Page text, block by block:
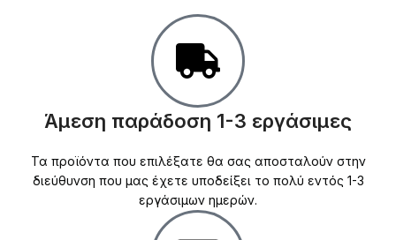
Άμεση παράδοση 1-3 εργάσιμες
Τα προϊόντα που επιλέξατε θα σας αποσταλούν στην
διεύθυνση που μας έχετε υποδείξει το πολύ εντός 1-3
εργάσιμων ημερών.